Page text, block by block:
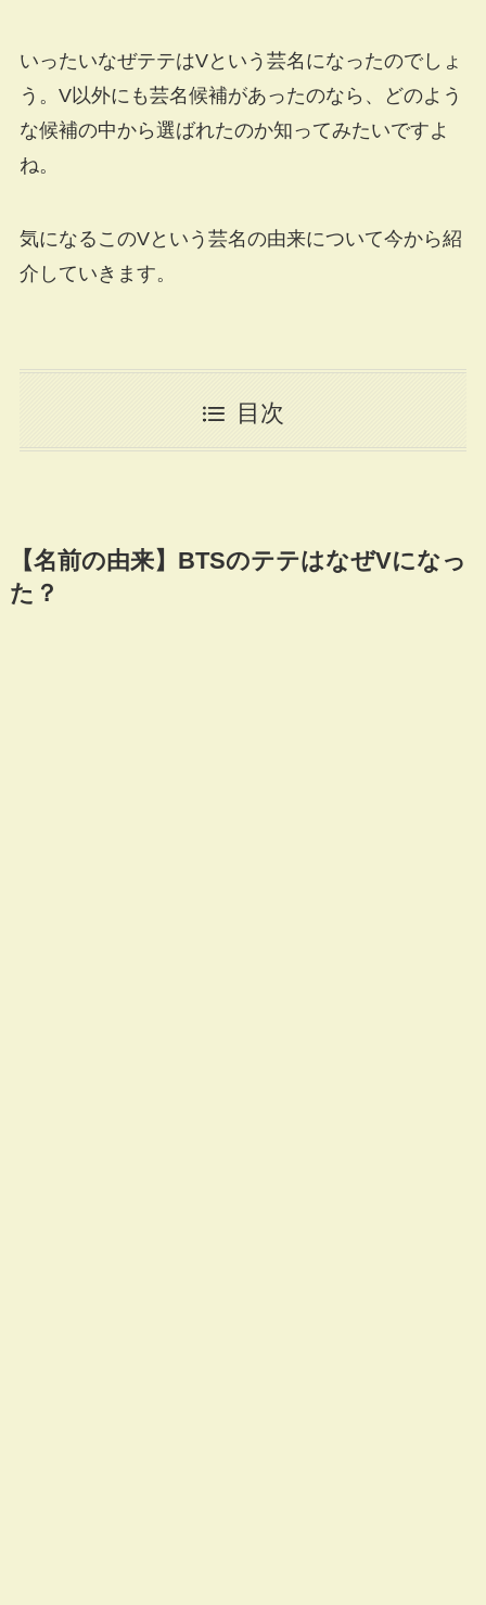
いったいなぜテテはVという芸名になったのでしょ
う。V以外にも芸名候補があったのなら、どのよう
な候補の中から選ばれたのか知ってみたいですよ
ね。
気になるこのVという芸名の由来について今から紹
介していきます。
目次
【名前の由来】BTSのテテはなぜVになっ
た？